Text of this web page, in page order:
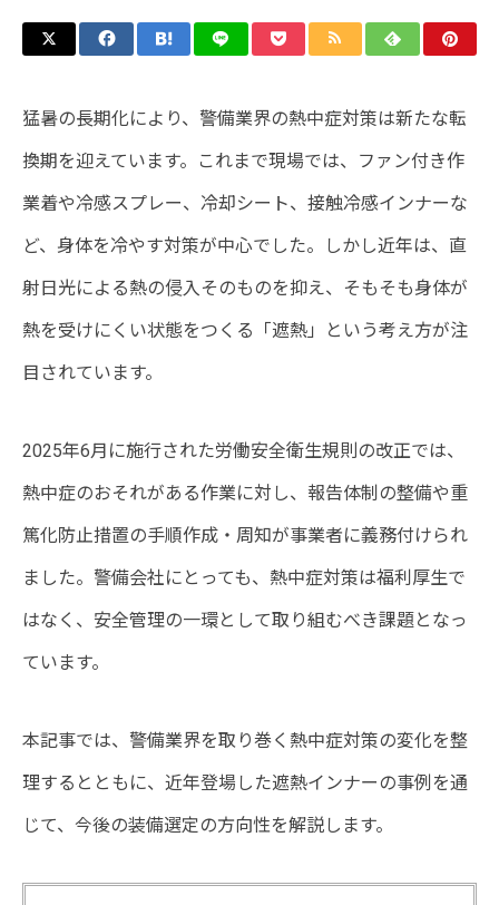
猛暑の長期化により、警備業界の熱中症対策は新たな転
換期を迎えています。これまで現場では、ファン付き作
業着や冷感スプレー、冷却シート、接触冷感インナーな
ど、身体を冷やす対策が中心でした。しかし近年は、直
射日光による熱の侵入そのものを抑え、そもそも身体が
熱を受けにくい状態をつくる「遮熱」という考え方が注
目されています。
2025年6月に施行された労働安全衛生規則の改正では、
熱中症のおそれがある作業に対し、報告体制の整備や重
篤化防止措置の手順作成・周知が事業者に義務付けられ
ました。警備会社にとっても、熱中症対策は福利厚生で
はなく、安全管理の一環として取り組むべき課題となっ
ています。
本記事では、警備業界を取り巻く熱中症対策の変化を整
理するとともに、近年登場した遮熱インナーの事例を通
じて、今後の装備選定の方向性を解説します。